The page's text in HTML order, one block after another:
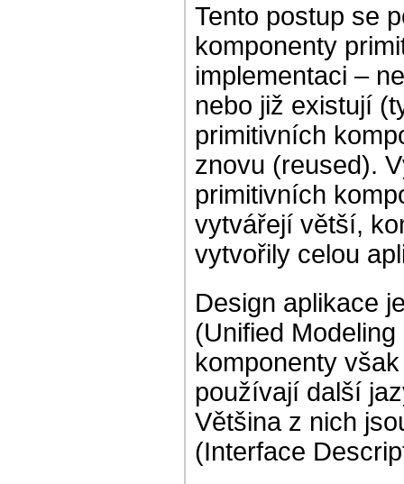
Tento postup se
komponenty
implementaci –
nebo již existují
primitivních
znovu (reused).
primitivních
vytvářejí větší,
vytvořily celou
Design aplikace
(Unified
komponenty
používají další
Většina z nich
(Interface